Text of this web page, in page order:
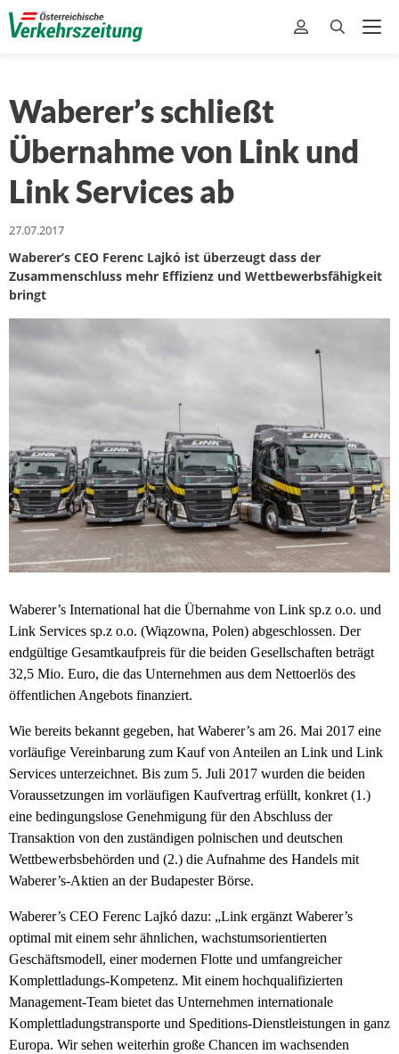
Waberer’s schließt
Übernahme von Link und
Link Services ab
27.07.2017
Waberer’s CEO Ferenc Lajkó ist überzeugt dass der
Zusammenschluss mehr Effizienz und Wettbewerbsfähigkeit
bringt
Waberer’s International hat die Übernahme von Link sp.z o.o. und
Link Services sp.z o.o. (Wiązowna, Polen) abgeschlossen. Der
endgültige Gesamtkaufpreis für die beiden Gesellschaften beträgt
32,5 Mio. Euro, die das Unternehmen aus dem Nettoerlös des
öffentlichen Angebots finanziert.
Wie bereits bekannt gegeben, hat Waberer’s am 26. Mai 2017 eine
vorläufige Vereinbarung zum Kauf von Anteilen an Link und Link
Services unterzeichnet. Bis zum 5. Juli 2017 wurden die beiden
Voraussetzungen im vorläufigen Kaufvertrag erfüllt, konkret (1.)
eine bedingungslose Genehmigung für den Abschluss der
Transaktion von den zuständigen polnischen und deutschen
Wettbewerbsbehörden und (2.) die Aufnahme des Handels mit
Waberer’s-Aktien an der Budapester Börse.
Waberer’s CEO Ferenc Lajkó dazu: „Link ergänzt Waberer’s
optimal mit einem sehr ähnlichen, wachstumsorientierten
Geschäftsmodell, einer modernen Flotte und umfangreicher
Komplettladungs-Kompetenz. Mit einem hochqualifizierten
Management-Team bietet das Unternehmen internationale
Komplettladungstransporte und Speditions-Dienstleistungen in ganz
Europa. Wir sehen weiterhin große Chancen im wachsenden